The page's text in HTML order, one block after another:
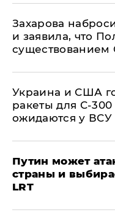
​Захарова
и заявила, что
существованием
Украина и США
ракеты для С-300
ожидаются у ВСУ
Путин может
страны и
LRT